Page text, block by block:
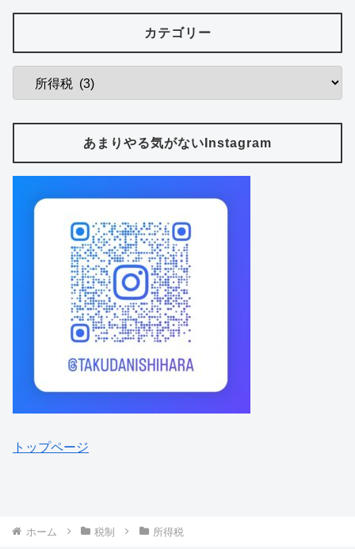
カテゴリー
あまりやる気がないInstagram
トップページ
ホーム 税制 所得税